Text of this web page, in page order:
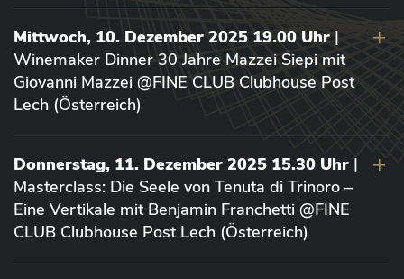
Mittwoch, 10. Dezember 2025 19.00 Uhr |
Winemaker Dinner 30 Jahre Mazzei Siepi mit
Giovanni Mazzei @FINE CLUB Clubhouse Post
Lech (Österreich)
Donnerstag, 11. Dezember 2025 15.30 Uhr |
Masterclass: Die Seele von Tenuta di Trinoro –
Eine Vertikale mit Benjamin Franchetti @FINE
CLUB Clubhouse Post Lech (Österreich)